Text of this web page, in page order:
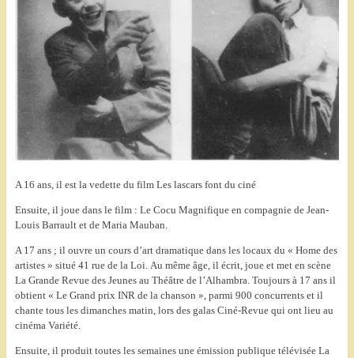
A 16 ans, il est la vedette du film Les lascars font du ciné
Ensuite, il joue dans le film : Le Cocu Magnifique en compagnie de Jean-
Louis Barrault et de Maria Mauban.
A 17 ans ; il ouvre un cours d’art dramatique dans les locaux du « Home des
artistes » situé 41 rue de la Loi. Au même âge, il écrit, joue et met en scène
La Grande Revue des Jeunes au Théâtre de l’Alhambra. Toujours à 17 ans il
obtient « Le Grand prix INR de la chanson », parmi 900 concurrents et il
chante tous les dimanches matin, lors des galas Ciné-Revue qui ont lieu au
cinéma Variété.
Ensuite, il produit toutes les semaines une émission publique télévisée La